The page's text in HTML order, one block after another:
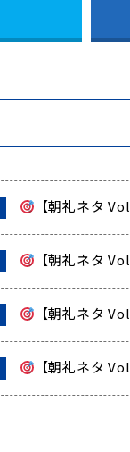
【朝礼ネタ
【朝礼ネタ
【朝礼ネタ
【朝礼ネタ